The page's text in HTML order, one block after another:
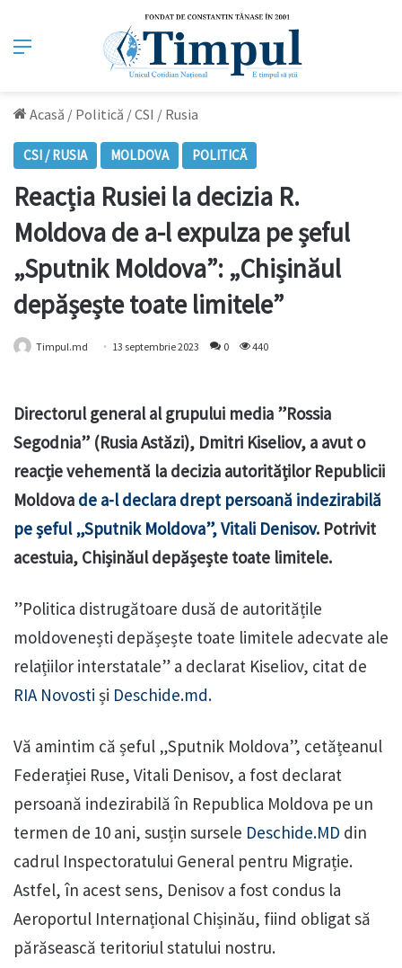
Meniu
Acasă / Politică /CSI / Rusia
CSI / RUSIA MOLDOVA POLITICĂ
Reacția Rusiei la decizia R.
Moldova de a-l expulza pe șeful
„Sputnik Moldova”: „Chișinăul
depășește toate limitele”
Timpul.md 13 septembrie 2023 0 440
Directorul general al grupului media ”Rossia
Segodnia” (Rusia Astăzi), Dmitri Kiseliov, a avut o
reacție vehementă la decizia autorităților Republicii
Moldova de a-l declara drept persoană indezirabilă
pe șeful „Sputnik Moldova”, Vitali Denisov. Potrivit
acestuia, Chișinăul depășește toate limitele.
”Politica distrugătoare dusă de autoritățile
moldovenești depășește toate limitele adecvate ale
relațiilor interstatale” a declarat Kiseliov, citat de
RIA Novosti și Deschide.md.
Vă amintim că șeful „Sputnik Moldova”, cetățeanul
Federației Ruse, Vitali Denisov, a fost declarat
persoană indezirabilă în Republica Moldova pe un
termen de 10 ani, susțin sursele Deschide.MD din
cadrul Inspectoratului General pentru Migrație.
Astfel, în acest sens, Denisov a fost condus la
Aeroportul Internațional Chișinău, fiind obligat să
părăsească teritoriul statului nostru.